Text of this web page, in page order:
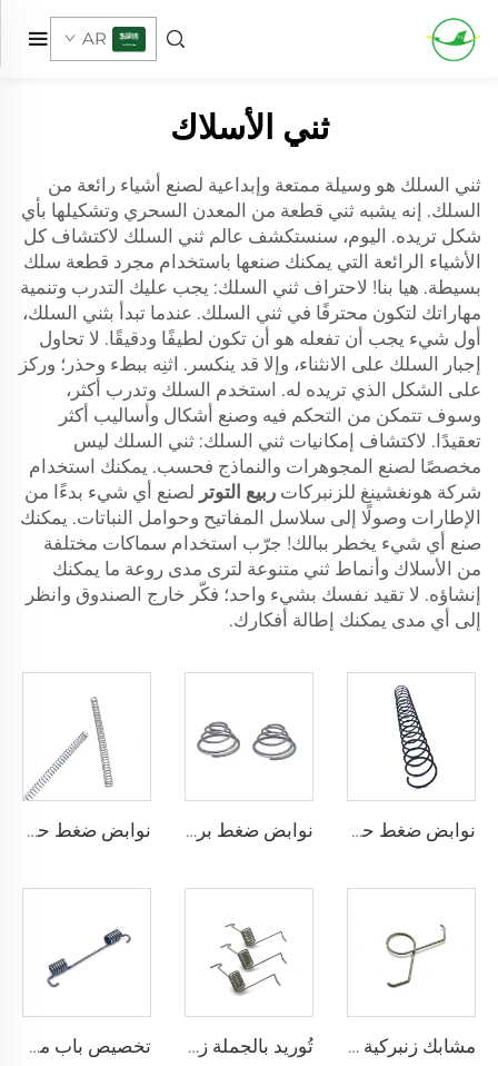
AR
ثني الأسلاك
ثني السلك هو وسيلة ممتعة وإبداعية لصنع أشياء رائعة من
السلك. إنه يشبه ثني قطعة من المعدن السحري وتشكيلها بأي
شكل تريده. اليوم، سنستكشف عالم ثني السلك لاكتشاف كل
الأشياء الرائعة التي يمكنك صنعها باستخدام مجرد قطعة سلك
بسيطة. هيا بنا! لاحتراف ثني السلك: يجب عليك التدرب وتنمية
مهاراتك لتكون محترفًا في ثني السلك. عندما تبدأ بثني السلك،
أول شيء يجب أن تفعله هو أن تكون لطيفًا ودقيقًا. لا تحاول
إجبار السلك على الانثناء، وإلا قد ينكسر. اثنِه ببطء وحذر؛ وركز
على الشكل الذي تريده له. استخدم السلك وتدرب أكثر،
وسوف تتمكن من التحكم فيه وصنع أشكال وأساليب أكثر
تعقيدًا. لاكتشاف إمكانيات ثني السلك: ثني السلك ليس
مخصصًا لصنع المجوهرات والنماذج فحسب. يمكنك استخدام
شركة هونغشينغ للزنبركات ربيع التوتر لصنع أي شيء بدءًا من
الإطارات وصولًا إلى سلاسل المفاتيح وحوامل النباتات. يمكنك
صنع أي شيء يخطر ببالك! جرّب استخدام سماكات مختلفة
من الأسلاك وأنماط ثني متنوعة لترى مدى روعة ما يمكنك
إنشاؤه. لا تقيد نفسك بشيء واحد؛ فكّر خارج الصندوق وانظر
إلى أي مدى يمكنك إطالة أفكارك.
نوابض ضغط حلزونية من الفولاذ الكربوني لمصنع CE ISO نوابض ضغط برج مخروطي من الفولاذ المقاوم للصدأ بالجملة نوابض ضغط حلزونية صغيرة مخصصة من الفولاذ المقاوم للصدأ بالجملة
مشابك زنبركية مزدوجة التواء مصنوعة من الفولاذ المقاوم للصدأ بتشكيل السلك من مصنع معتمد حسب معيار ISO تُوريد بالجملة زنبركات التواء لمعدات التمرين مصنوعة من الفولاذ المقاوم للصدأ تخصيص باب مرتد من الفولاذ المقاوم للصدأ مع مرونة عالية لربيع الالتواء